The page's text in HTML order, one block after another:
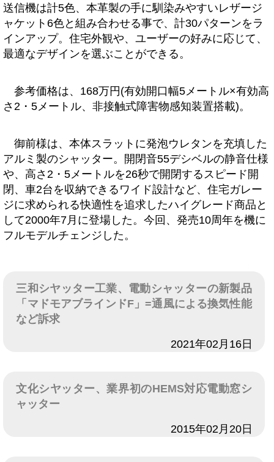
送信機は計5色、本革製の手に馴染みやすいレザージ
ャケット6色と組み合わせる事で、計30パターンをラ
インアップ。住宅外観や、ユーザーの好みに応じて、
最適なデザインを選ぶことができる。
参考価格は、168万円(有効開口幅5メートル×有効高
さ2・5メートル、非接触式障害物感知装置搭載)。
御前様は、本体スラットに発泡ウレタンを充填した
アルミ製のシャッター。開閉音55デシベルの静音仕様
や、高さ2・5メートルを26秒で開閉するスピード開
閉、車2台を収納できるワイド設計など、住宅ガレー
ジに求められる快適性を追求したハイグレード商品と
して2000年7月に登場した。今回、発売10周年を機に
フルモデルチェンジした。
三和シヤッター工業、電動シャッターの新製品
「マドモアブラインドF」=通風による換気性能
など訴求
2021年02月16日
文化シヤッター、業界初のHEMS対応電動窓シ
ャッター
2015年02月20日